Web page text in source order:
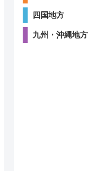
四国地方
九州・沖縄地方